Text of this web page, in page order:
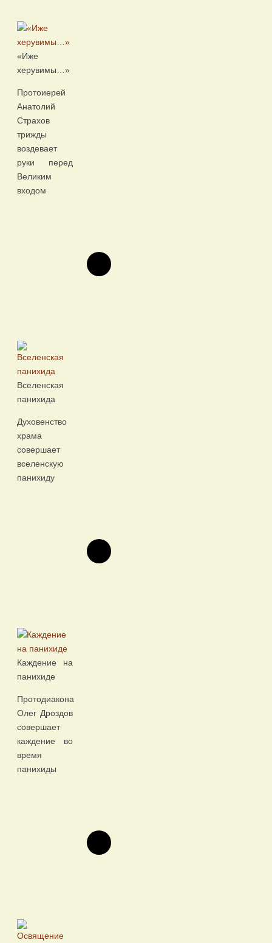
«Иже
херувимы…»
Протоиерей
Анатолий
Страхов
трижды
воздевает
руки перед
Великим
входом
Вселенская
панихида
Духовенство
храма
совершает
вселенскую
панихиду
Каждение на
панихиде
Протодиакона
Олег Дроздов
совершает
каждение во
время
панихиды